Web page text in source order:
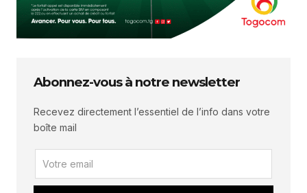
Abonnez-vous à notre newsletter
Recevez directement l’essentiel de l’info dans votre
boîte mail